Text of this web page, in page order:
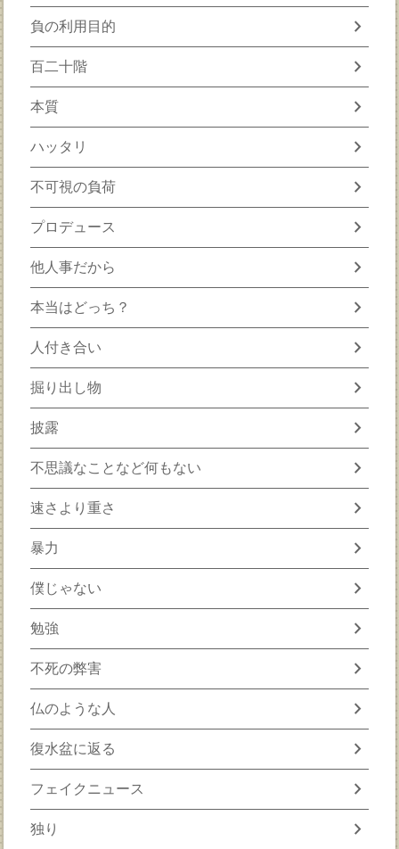
負の利用目的 chevron_right
百二十階 chevron_right
本質 chevron_right
ハッタリ chevron_right
不可視の負荷 chevron_right
プロデュース chevron_right
他人事だから chevron_right
本当はどっち？ chevron_right
人付き合い chevron_right
掘り出し物 chevron_right
披露 chevron_right
不思議なことなど何もない chevron_right
速さより重さ chevron_right
暴力 chevron_right
僕じゃない chevron_right
勉強 chevron_right
不死の弊害 chevron_right
仏のような人 chevron_right
復水盆に返る chevron_right
フェイクニュース chevron_right
独り chevron_right